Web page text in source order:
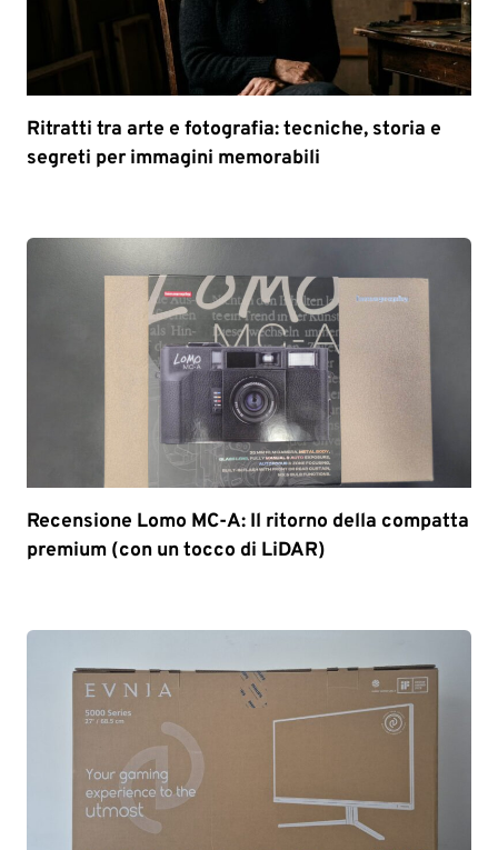
Ritratti tra arte e fotografia: tecniche, storia e
segreti per immagini memorabili
Recensione Lomo MC-A: Il ritorno della compatta
premium (con un tocco di LiDAR)